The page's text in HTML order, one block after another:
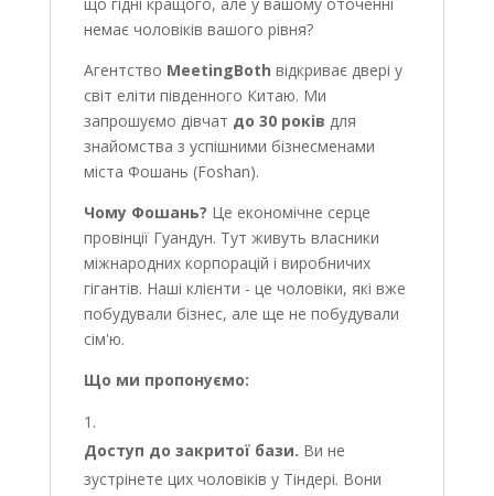
що гідні кращого, але у вашому оточенні
немає чоловіків вашого рівня?
Агентство MeetingBoth відкриває двері у
світ еліти південного Китаю. Ми
запрошуємо дівчат до 30 років для
знайомства з успішними бізнесменами
міста Фошань (Foshan).
Чому Фошань? Це економічне серце
провінції Гуандун. Тут живуть власники
міжнародних корпорацій і виробничих
гігантів. Наші клієнти - це чоловіки, які вже
побудували бізнес, але ще не побудували
сім'ю.
Що ми пропонуємо:
Доступ до закритої бази. Ви не
зустрінете цих чоловіків у Тіндері. Вони